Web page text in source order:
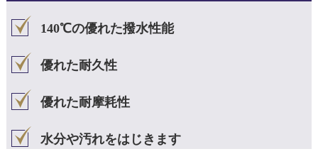
140℃の優れた撥水性能
優れた耐久性
優れた耐摩耗性
水分や汚れをはじきます